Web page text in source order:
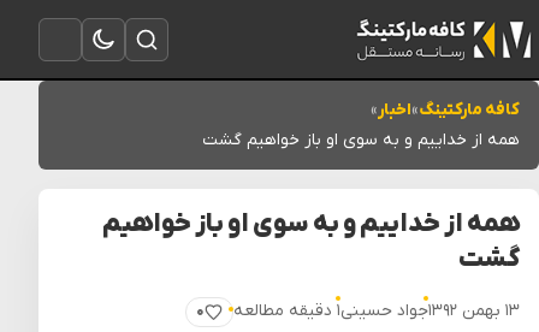
باز کردن منو
تغییر به حالت تاریک
باز کردن جستجو
کافه مارکتینگ»اخبار»
همه از خداییم و به سوی او باز خواهیم گشت
همه از خداییم و به سوی او باز خواهیم
گشت
۱۳ بهمن ۱۳۹۲ جواد حسینی۱ دقیقه مطالعه ۰
پسندیدن